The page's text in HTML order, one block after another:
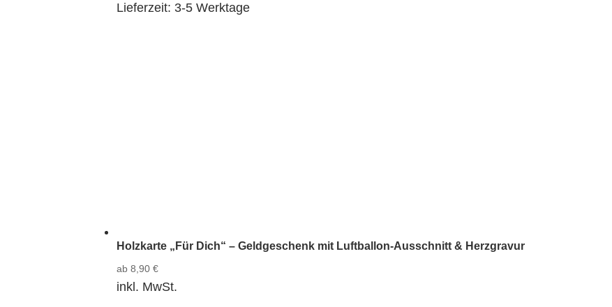
Lieferzeit: 3-5 Werktage
Holzkarte „Für Dich“ – Geldgeschenk mit Luftballon-Ausschnitt & Herzgravur
ab8,90€
inkl. MwSt.